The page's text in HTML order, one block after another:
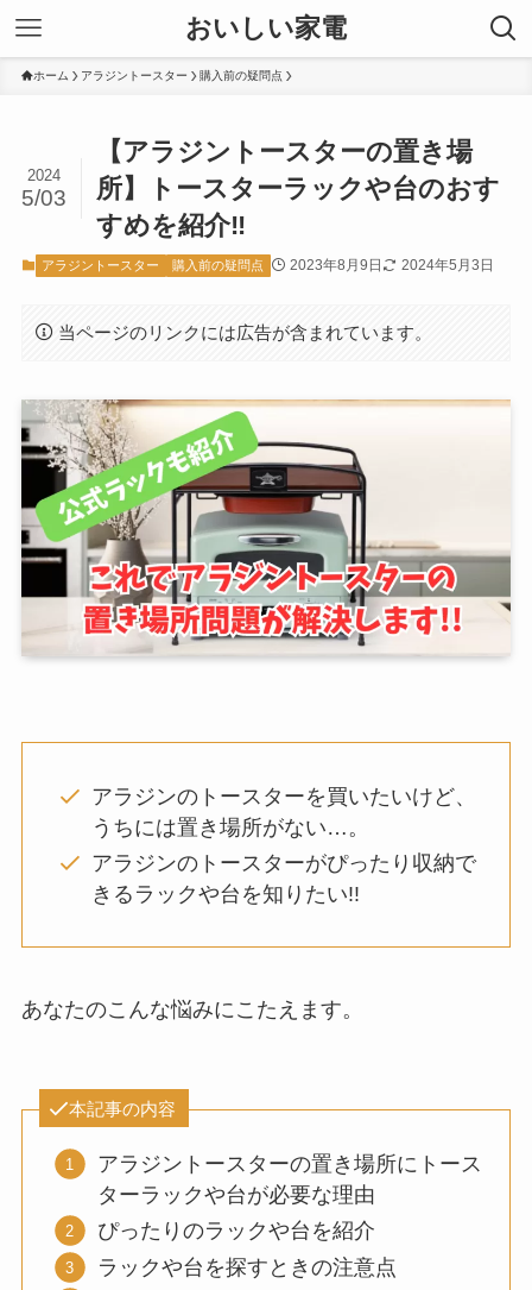
おいしい家電
ホーム アラジントースター 購入前の疑問点
【アラジントースターの置き場
所】トースターラックや台のおす
すめを紹介‼
2024
5/03
アラジントースター 購入前の疑問点 2023年8月9日 2024年5月3日
当ページのリンクには広告が含まれています。
アラジンのトースターを買いたいけど、
うちには置き場所がない…。
アラジンのトースターがぴったり収納で
きるラックや台を知りたい!!
あなたのこんな悩みにこたえます。
本記事の内容
アラジントースターの置き場所にトース
ターラックや台が必要な理由
ぴったりのラックや台を紹介
ラックや台を探すときの注意点